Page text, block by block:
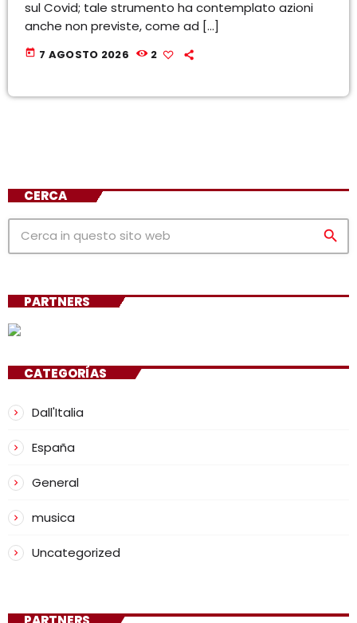
sul Covid; tale strumento ha contemplato azioni
anche non previste, come ad […]
today 7 AGOSTO 2026 2
CERCA
search
PARTNERS
CATEGORÍAS
Dall'Italia
España
General
musica
Uncategorized